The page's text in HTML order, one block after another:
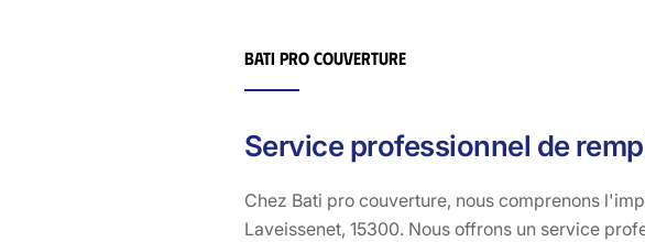
Bati pro couverture
Service professionnel de
Chez Bati pro couverture, nous comprenons
Laveissenet, 15300. Nous offrons un service